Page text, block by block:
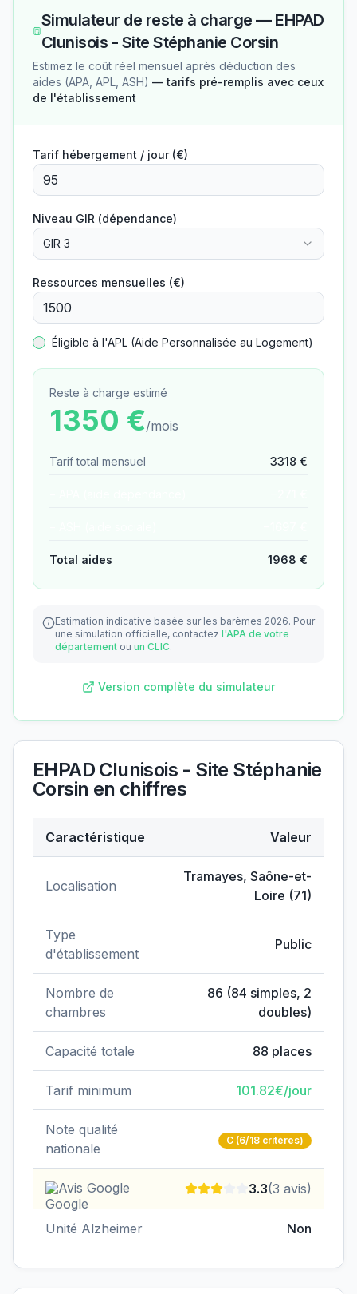
Simulateur de reste à charge — EHPAD
Clunisois - Site Stéphanie Corsin
Estimez le coût réel mensuel après déduction des
aides (APA, APL, ASH) — tarifs pré-remplis avec ceux
de l'établissement
Tarif hébergement / jour (€)
Niveau GIR (dépendance)
GIR 3
Ressources mensuelles (€)
Éligible à l'APL (Aide Personnalisée au Logement)
Reste à charge estimé
1350 €/mois
Tarif total mensuel 3318 €
Total aides 1968 €
Estimation indicative basée sur les barèmes 2026. Pour
une simulation officielle, contactez l'APA de votre
département ou un CLIC.
Version complète du simulateur
EHPAD Clunisois - Site Stéphanie
Corsin en chiffres
Caractéristique Valeur
Localisation
Tramayes, Saône-et-
Loire (71)
Type
d'établissement
Public
Nombre de
chambres
86 (84 simples, 2
doubles)
Capacité totale 88 places
Tarif minimum 101.82€/jour
Note qualité
nationale
C (6/18 critères)
Avis Google 3.3(3 avis)
Unité Alzheimer Non